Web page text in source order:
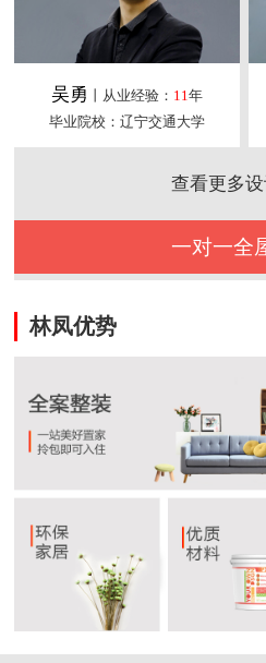
吴勇 丨从业经验： 11年
毕业院校：辽宁交通大学
查看更多
一对一全
林凤优势